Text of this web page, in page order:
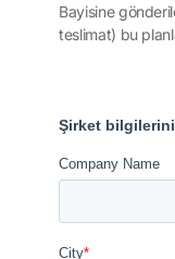
Bayisine
teslimat) bu